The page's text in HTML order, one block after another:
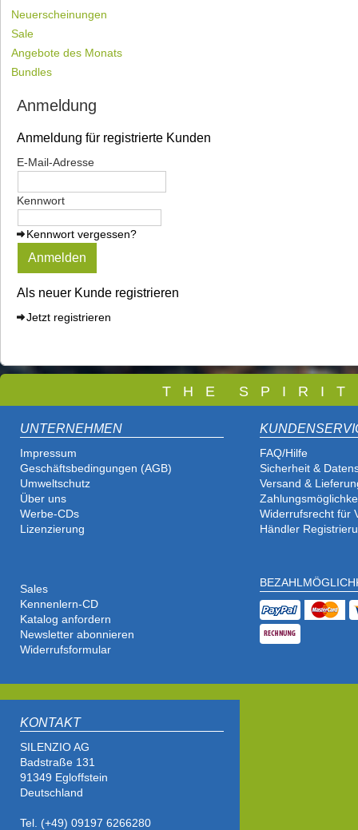
Neuerscheinungen
Sale
Angebote des Monats
Bundles
Anmeldung
Anmeldung für registrierte Kunden
E-Mail-Adresse
Kennwort
Kennwort vergessen?
Anmelden
Als neuer Kunde registrieren
Jetzt registrieren
T H E S P I R I
UNTERNEHMEN
Impressum
Geschäftsbedingungen (AGB)
Umweltschutz
Über uns
Werbe-CDs
Lizenzierung
FAQ/Hilfe
Sicherheit &
Versand &
Widerrufsrecht für
Händler
Sales
Kennenlern-CD
Katalog anfordern
Newsletter abonnieren
Widerrufsformular
KONTAKT
SILENZIO AG
Badstraße 131
91349 Egloffstein
Deutschland
Tel. (+49) 09197 6266280